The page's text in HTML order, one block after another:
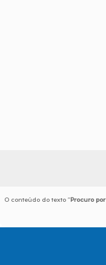
O conteúdo do texto "Procuro